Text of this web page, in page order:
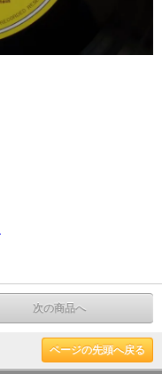
次の商品へ
ページの先頭へ戻る